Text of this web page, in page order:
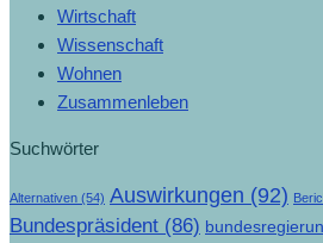
Wirtschaft
Wissenschaft
Wohnen
Zusammenleben
Suchwörter
Alternativen (54) Auswirkungen (92)
Bundespräsident (86)